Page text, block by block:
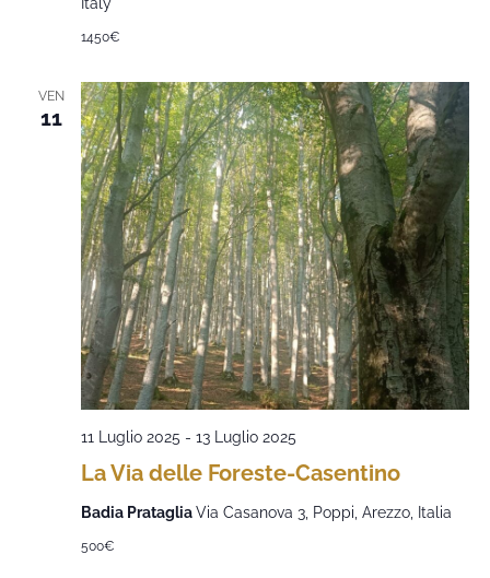
1450€
VEN
11
La Via delle Foreste-Casentino
11 Luglio 2025 - 13 Luglio 2025
Badia PratagliaVia Casanova 3, Poppi, Arezzo, Italia
500€